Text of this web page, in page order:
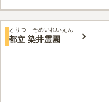
口コミ評価
みんなの評価
花屋もあるけれど
とりつ そめいれいえん
都立 染井霊園